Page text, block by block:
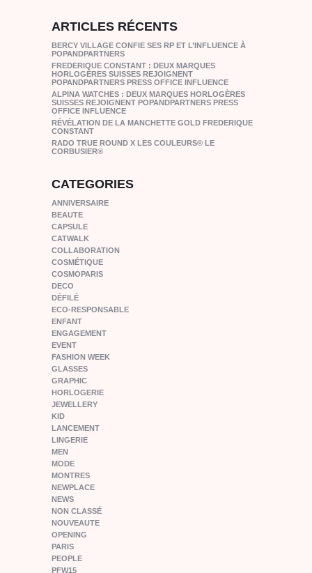
ARTICLES RÉCENTS
BERCY VILLAGE CONFIE SES RP ET L’INFLUENCE À
POPANDPARTNERS
FREDERIQUE CONSTANT : DEUX MARQUES
HORLOGÈRES SUISSES REJOIGNENT
POPANDPARTNERS PRESS OFFICE INFLUENCE
ALPINA WATCHES : DEUX MARQUES HORLOGÈRES
SUISSES REJOIGNENT POPANDPARTNERS PRESS
OFFICE INFLUENCE
RÉVÉLATION DE LA MANCHETTE GOLD FREDERIQUE
CONSTANT
RADO TRUE ROUND X LES COULEURS® LE
CORBUSIER®
CATEGORIES
ANNIVERSAIRE
BEAUTE
CAPSULE
CATWALK
COLLABORATION
COSMÉTIQUE
COSMOPARIS
DECO
DÉFILÉ
ECO-RESPONSABLE
ENFANT
ENGAGEMENT
EVENT
FASHION WEEK
GLASSES
GRAPHIC
HORLOGERIE
JEWELLERY
KID
LANCEMENT
LINGERIE
MEN
MODE
MONTRES
NEWPLACE
NEWS
NON CLASSÉ
NOUVEAUTE
OPENING
PARIS
PEOPLE
PFW15